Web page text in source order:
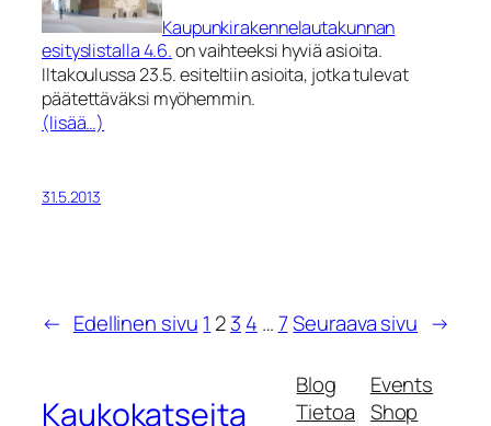
Kaupunkirakennelautakunnan
esityslistalla 4.6.on vaihteeksi hyviä asioita.
Iltakoulussa 23.5. esiteltiin asioita, jotka tulevat
päätettäväksi myöhemmin.
(lisää…)
31.5.2013
← Edellinen sivu 1 23 4 …7Seuraava sivu →
Kaukokatseita
Blog
Tietoa
Events
Shop